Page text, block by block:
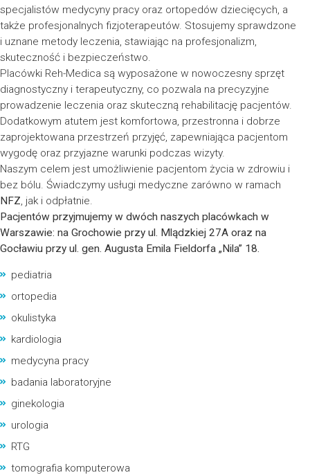
specjalistów medycyny pracy oraz ortopedów dziecięcych, a
także profesjonalnych fizjoterapeutów. Stosujemy sprawdzone
i uznane metody leczenia, stawiając na profesjonalizm,
skuteczność i bezpieczeństwo.
Placówki Reh-Medica są wyposażone w nowoczesny sprzęt
diagnostyczny i terapeutyczny, co pozwala na precyzyjne
prowadzenie leczenia oraz skuteczną rehabilitację pacjentów.
Dodatkowym atutem jest komfortowa, przestronna i dobrze
zaprojektowana przestrzeń przyjęć, zapewniająca pacjentom
wygodę oraz przyjazne warunki podczas wizyty.
Naszym celem jest umożliwienie pacjentom życia w zdrowiu i
bez bólu. Świadczymy usługi medyczne zarówno w ramach
NFZ, jak i odpłatnie.
Pacjentów przyjmujemy w dwóch naszych placówkach w
Warszawie: na Grochowie przy ul. Mlądzkiej 27A oraz na
Gocławiu przy ul. gen. Augusta Emila Fieldorfa „Nila” 18.
pediatria
ortopedia
okulistyka
kardiologia
medycyna pracy
badania laboratoryjne
ginekologia
urologia
RTG
tomografia komputerowa